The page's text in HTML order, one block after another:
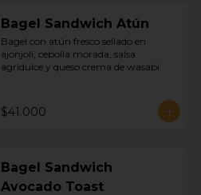
Bagel Sandwich Atún
Bagel con atún fresco sellado en
ajonjolí, cebolla morada, salsa
agridulce y queso crema de wasabi.
$41.000
Bagel Sandwich
Avocado Toast